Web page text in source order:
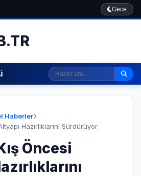
Gece
Haberler
Hazırlıklarını Sürdürüyor.
Öncesi